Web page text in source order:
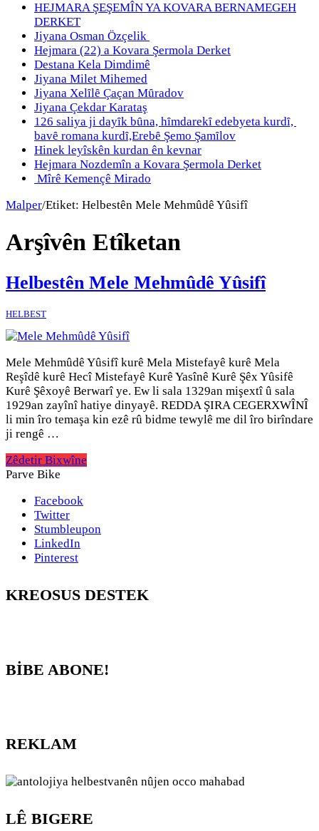
HEJMARA ŞEŞEMÎN YA KOVARA BERNAMEGEH
DERKET
Jiyana Osman Özçelik
Hejmara (22) a Kovara Şermola Derket
Destana Kela Dimdimê
Jiyana Milet Mihemed
Jiyana Xelȋlȇ Çaçan Mȗradov
Jiyana Çekdar Karataş
126 saliya ji dayȋk bȗna, hȋmdarekȋ edebyeta kurdȋ,
bavȇ romana kurdȋ,Erebȇ Şemo Şamȋlov
Hinek leyîskên kurdan ên kevnar
Hejmara Nozdemîn a Kovara Şermola Derket
Mîrê Kemençê Mirado
Malper/Etiket: Helbestên Mele Mehmûdê Yûsifî
Arşîvên Etîketan
Helbestên Mele Mehmûdê Yûsifî
HELBEST
Mele Mehmûdê Yûsifî kurê Mela Mistefayê kurê Mela
Reşîdê kurê Hecî Mistefayê Kurê Yasînê Kurê Şêx Yûsifê
Kurê Şêxoyê Berwarî ye. Ew li sala 1329an mişextî û sala
1929an zayînî hatiye dinyayê. REDDA ŞIRA CEGERXWÎNÎ
li min îro temaşa kin ezê rû bidme tewylê me dil îro birîndare
ji rengê …
Zêdetir Bixwîne
Parve Bike
Facebook
Twitter
Stumbleupon
LinkedIn
Pinterest
KREOSUS DESTEK
BİBE ABONE!
REKLAM
LÊ BIGERE